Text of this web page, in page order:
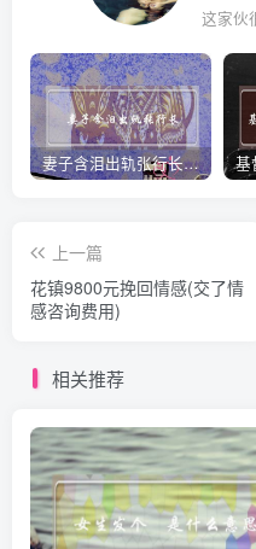
这家伙
妻子含泪出轨张行长 她说全都是因为家中
上一篇
花镇9800元挽回情感(交了情
感咨询费用)
相关推荐